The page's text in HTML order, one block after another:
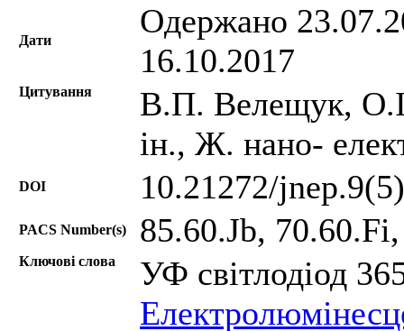
Дати
Одержано
16.10.2017
Цитування
В.П. Велещук,
ін., Ж. нано-
DOI 10.21272/
PACS Number(s) 85.60.Jb,
Ключові слова
УФ світлодіод